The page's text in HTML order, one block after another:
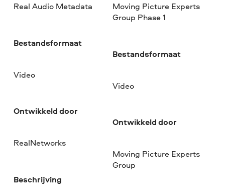
Real Audio Metadata
Bestandsformaat
Video
Ontwikkeld door
RealNetworks
Beschrijving
Moving Picture Experts
Group Phase 1
Bestandsformaat
Video
Ontwikkeld door
Moving Picture Experts
Group